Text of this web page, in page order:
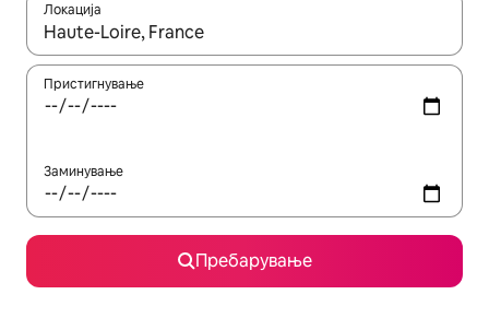
Локација
Кога резултатите се достапни, движете се со копчињата
Пристигнување
Заминување
Пребарување